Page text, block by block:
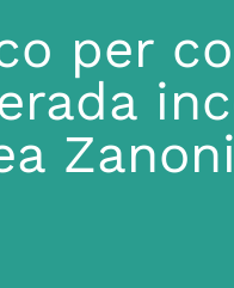
per
Zanoni